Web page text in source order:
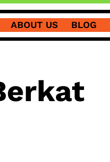
ABOUT US BLOG